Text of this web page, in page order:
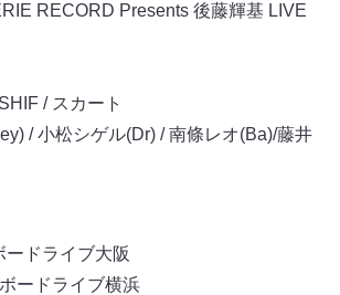
RECORD Presents 後藤輝基 LIVE
/ スカート
/ 小松シゲル(Dr) / 南條レオ(Ba)/藤井
ドライブ大阪
ードライブ横浜